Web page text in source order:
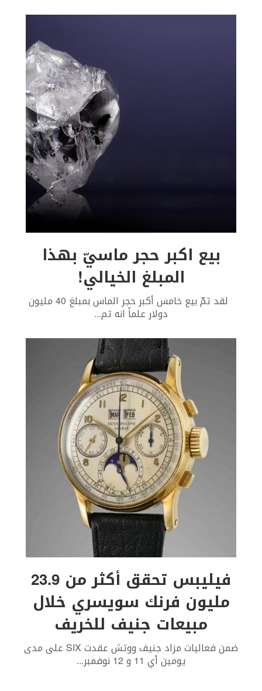
بيع اكبر حجر ماسيّ بهذا
المبلغ الخيالي!
لقد تمّ بيع خامس أكبر حجر الماس بمبلغ 40 مليون
دولار علماً انه تم...
فيليبس تحقق أكثر من 23.9
مليون فرنك سويسري خلال
مبيعات جنيف للخريف
ضمن فعاليات مزاد جنيف ووتش عقدت SIX على مدى
يومين أي 11 و 12 نوفمبر ...